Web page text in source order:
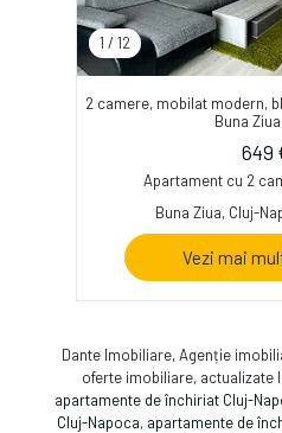
1 / 12
2 camere, mobilat modern,
Buna
649
Apartament cu 2
Buna Ziua, Cluj-
Vezi mai
Dante Imobiliare, Agenție
oferte imobiliare, actualizate
apartamente de închiriat Cluj-
Cluj-Napoca, apartamente de